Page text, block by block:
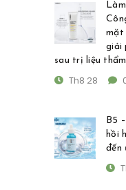
mặt
giải
sau trị liệu
Th8 28
B5
hồi
đến